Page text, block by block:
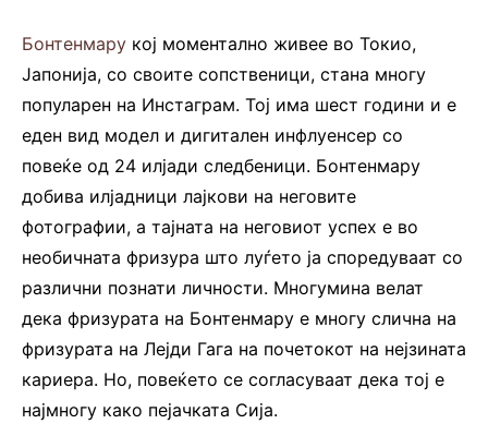
Бонтенмару кој моментално живее во Токио,
Јапонија, со своите сопственици, стана многу
популарен на Инстаграм. Тој има шест години и е
еден вид модел и дигитален инфлуенсер со
повеќе од 24 илјади следбеници. Бонтенмару
добива илјадници лајкови на неговите
фотографии, а тајната на неговиот успех е во
необичната фризура што луѓето ја споредуваат со
различни познати личности. Многумина велат
дека фризурата на Бонтенмару е многу слична на
фризурата на Лејди Гага на почетокот на нејзината
кариера. Но, повеќето се согласуваат дека тој е
најмногу како пејачката Сија.